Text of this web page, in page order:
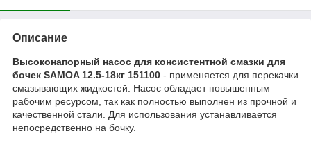
Описание
Высоконапорный насос для консистентной смазки для
бочек SAMOA 12.5-18кг 151100 - применяется для перекачки
смазывающих жидкостей. Насос обладает повышенным
рабочим ресурсом, так как полностью выполнен из прочной и
качественной стали. Для использования устанавливается
непосредственно на бочку.